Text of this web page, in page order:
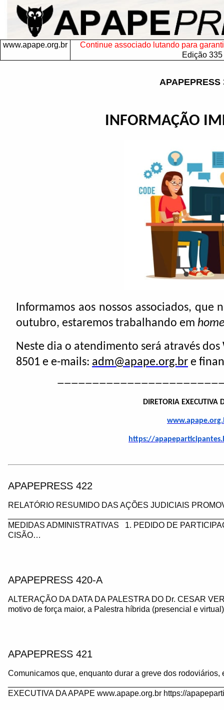
www.apape.org.br
Continue associado lutando para
Edição 335
APAPEPRESS
INFORMAÇÃO
Informamos aos nossos associados, que
outubro, estaremos trabalhando em
Neste dia o atendimento será através dos
8501 e e-mails: adm@apape.org.br e
DIRETORIA EXECUTIVA
https://
APAPEPRESS 422
RELATÓRIO RESUMIDO DAS AÇÕES JUDICIAIS
MEDIDAS ADMINISTRATIVAS 1. PEDIDO DE
CISÃO…
APAPEPRESS 420-A
ALTERAÇÃO DA DATA DA PALESTRA DO Dr. CESAR
motivo de força maior, a Palestra híbrida (presencial e
APAPEPRESS 421
Comunicamos que, enquanto durar a greve dos
EXECUTIVA DA APAPE www.apape.org.br https://